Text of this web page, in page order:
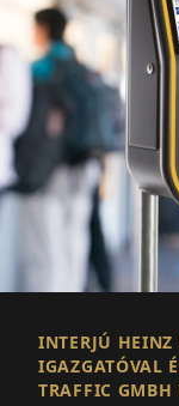
INTERJÚ HEINZ
IGAZGATÓVAL
TRAFFIC GMBH